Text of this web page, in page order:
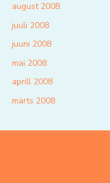
august 2008
juuli 2008
juuni 2008
mai 2008
aprill 2008
märts 2008